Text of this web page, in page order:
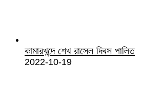
কামারখন্দে শেখ রাসেল দিবস পালিত
2022-10-19